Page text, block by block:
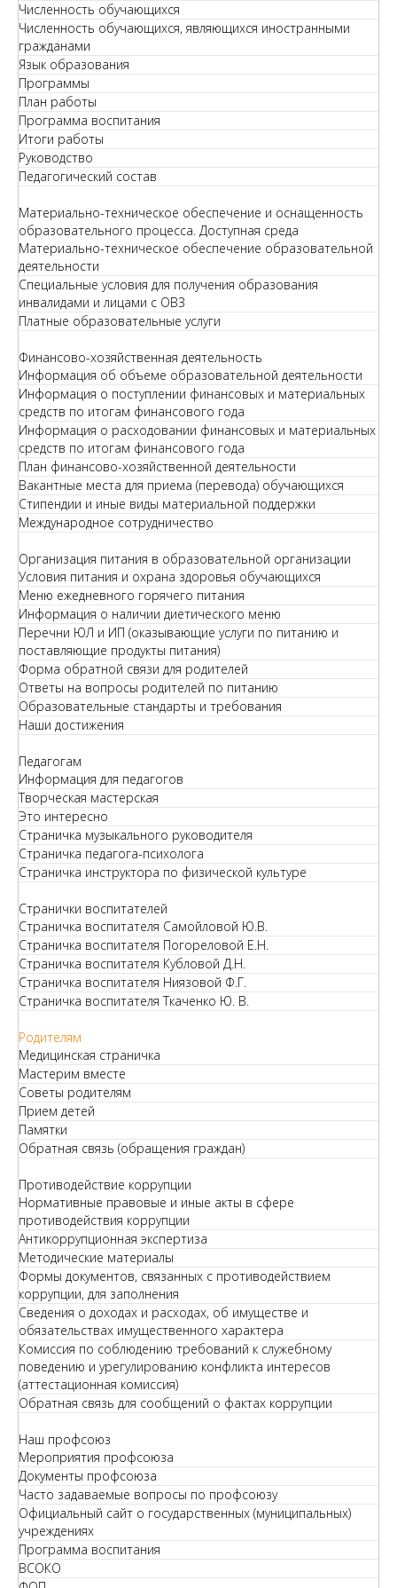
Численность обучающихся
Численность обучающихся, являющихся иностранными
гражданами
Язык образования
Программы
План работы
Программа воспитания
Итоги работы
Руководство
Педагогический состав
Материально-техническое обеспечение и оснащенность
образовательного процесса. Доступная среда
Материально-техническое обеспечение образовательной
деятельности
Специальные условия для получения образования
инвалидами и лицами с ОВЗ
Платные образовательные услуги
Финансово-хозяйственная деятельность
Информация об объеме образовательной деятельности
Информация о поступлении финансовых и материальных
средств по итогам финансового года
Информация о расходовании финансовых и материальных
средств по итогам финансового года
План финансово-хозяйственной деятельности
Вакантные места для приема (перевода) обучающихся
Стипендии и иные виды материальной поддержки
Международное сотрудничество
Организация питания в образовательной организации
Условия питания и охрана здоровья обучающихся
Меню ежедневного горячего питания
Информация о наличии диетического меню
Перечни ЮЛ и ИП (оказывающие услуги по питанию и
поставляющие продукты питания)
Форма обратной связи для родителей
Ответы на вопросы родителей по питанию
Образовательные стандарты и требования
Наши достижения
Педагогам
Информация для педагогов
Творческая мастерская
Это интересно
Страничка музыкального руководителя
Страничка педагога-психолога
Страничка инструктора по физической культуре
Странички воспитателей
Страничка воспитателя Самойловой Ю.В.
Страничка воспитателя Погореловой Е.Н.
Страничка воспитателя Кубловой Д.Н.
Страничка воспитателя Ниязовой Ф.Г.
Страничка воспитателя Ткаченко Ю. В.
Родителям
Медицинская страничка
Мастерим вместе
Советы родителям
Прием детей
Памятки
Обратная связь (обращения граждан)
Противодействие коррупции
Нормативные правовые и иные акты в сфере
противодействия коррупции
Антикоррупционная экспертиза
Методические материалы
Формы документов, связанных с противодействием
коррупции, для заполнения
Сведения о доходах и расходах, об имуществе и
обязательствах имущественного характера
Комиссия по соблюдению требований к служебному
поведению и урегулированию конфликта интересов
(аттестационная комиссия)
Обратная связь для сообщений о фактах коррупции
Наш профсоюз
Мероприятия профсоюза
Документы профсоюза
Часто задаваемые вопросы по профсоюзу
Официальный сайт о государственных (муниципальных)
учреждениях
Программа воспитания
ВСОКО